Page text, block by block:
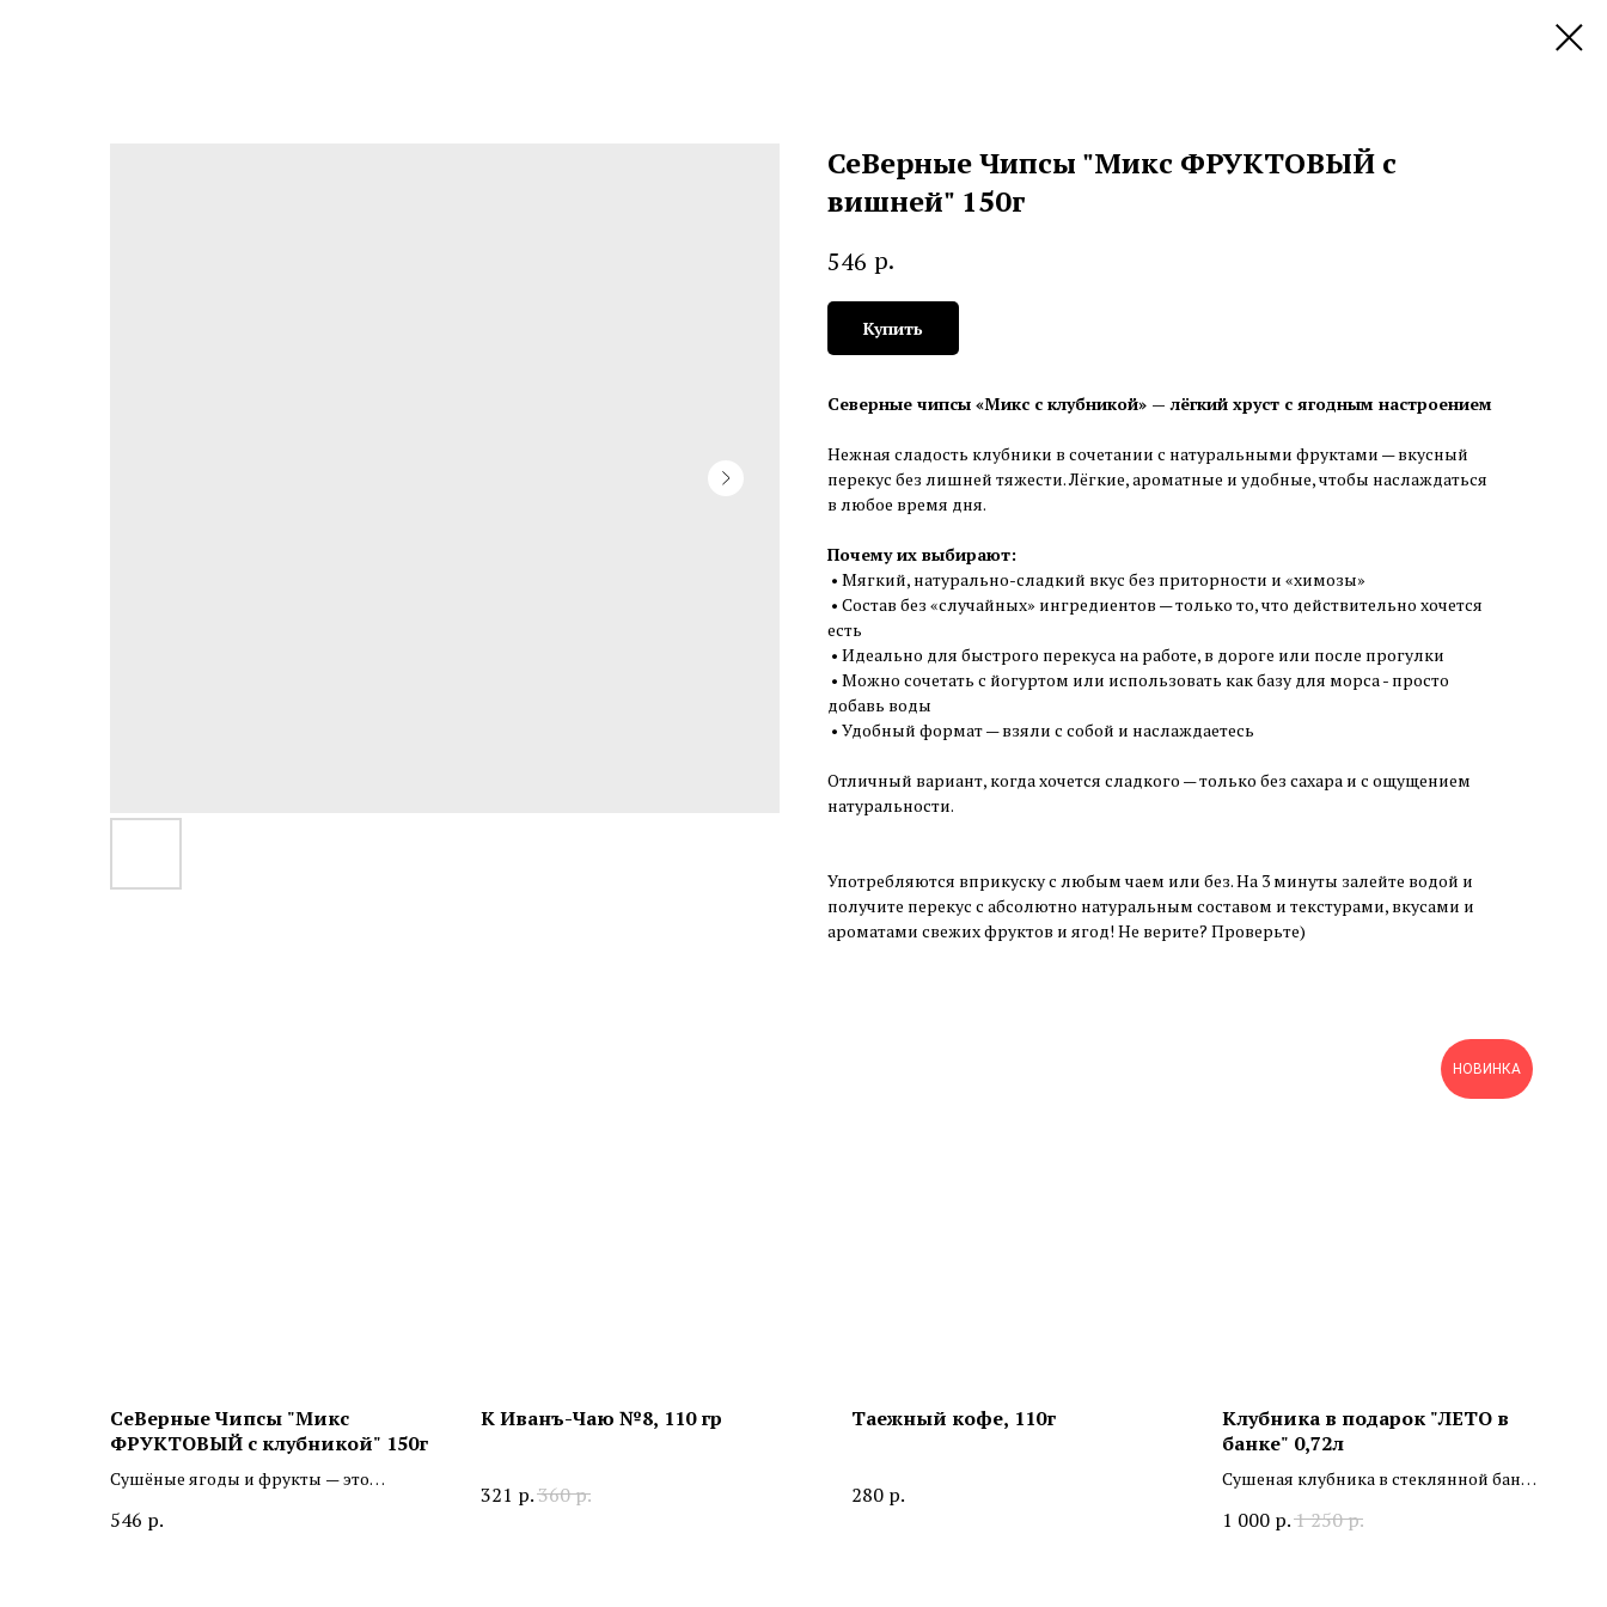
СеВерные Чипсы "Микс ФРУКТОВЫЙ с
вишней" 150г
546 р.
Купить
Северные чипсы «Микс с клубникой» — лёгкий хруст с ягодным настроением
Нежная сладость клубники в сочетании с натуральными фруктами — вкусный
перекус без лишней тяжести. Лёгкие, ароматные и удобные, чтобы наслаждаться
в любое время дня.
Почему их выбирают:
• Мягкий, натурально-сладкий вкус без приторности и «химозы»
• Состав без «случайных» ингредиентов — только то, что действительно хочется
есть
• Идеально для быстрого перекуса на работе, в дороге или после прогулки
• Можно сочетать с йогуртом или использовать как базу для морса - просто
добавь воды
• Удобный формат — взяли с собой и наслаждаетесь
Отличный вариант, когда хочется сладкого — только без сахара и с ощущением
натуральности.
Употребляются вприкуску с любым чаем или без. На 3 минуты залейте водой и
получите перекус с абсолютно натуральным составом и текстурами, вкусами и
ароматами свежих фруктов и ягод! Не верите? Проверьте)
СеВерные Чипсы "Микс
ФРУКТОВЫЙ с клубникой" 150г
Сушёные ягоды и фрукты — это
натуральные продукты и
546 р.
К Иванъ-Чаю №8, 110 гр
321 р.360р.
Таежный кофе, 110г
280 р.
НОВИНКА
Клубника в подарок "ЛЕТО в
банке" 0,72л
Сушеная клубника в стеклянной банке
1 000 р.1 250р.